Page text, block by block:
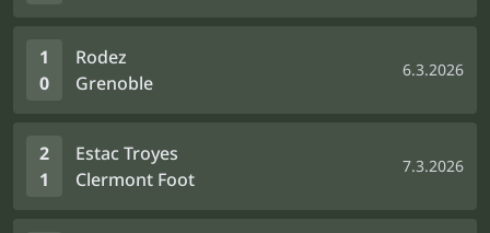
1
0
Rodez
Grenoble
6.3.2026
2
1
Estac Troyes
Clermont Foot
7.3.2026